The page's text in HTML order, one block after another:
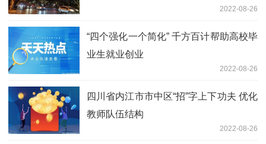
2022-08-26
“四个强化一个简化” 千方百计帮助高校毕
业生就业创业
2022-08-26
四川省内江市市中区“招”字上下功夫 优化
教师队伍结构
2022-08-26